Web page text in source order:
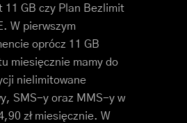
11 GB czy Plan Bezlimit
W pierwszym
oprócz 11 GB
miesięcznie mamy do
nielimitowane
SMS-y oraz MMS-y w
zł miesięcznie. W